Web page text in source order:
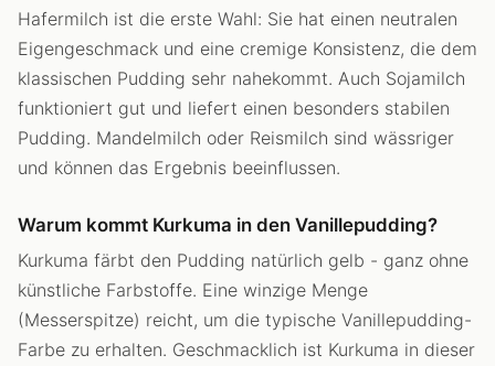
Hafermilch ist die erste Wahl: Sie hat einen neutralen
Eigengeschmack und eine cremige Konsistenz, die dem
klassischen Pudding sehr nahekommt. Auch Sojamilch
funktioniert gut und liefert einen besonders stabilen
Pudding. Mandelmilch oder Reismilch sind wässriger
und können das Ergebnis beeinflussen.
Warum kommt Kurkuma in den Vanillepudding?
Kurkuma färbt den Pudding natürlich gelb - ganz ohne
künstliche Farbstoffe. Eine winzige Menge
(Messerspitze) reicht, um die typische Vanillepudding-
Farbe zu erhalten. Geschmacklich ist Kurkuma in dieser